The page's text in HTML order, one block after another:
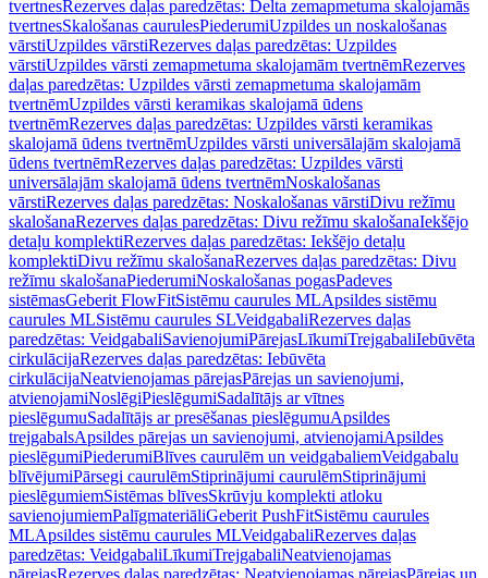
tvertnesRezerves daļas paredzētas: Delta zemapmetuma skalojamās
tvertnesSkalošanas caurulesPiederumiUzpildes un noskalošanas
vārstiUzpildes vārstiRezerves daļas paredzētas: Uzpildes
vārstiUzpildes vārsti zemapmetuma skalojamām tvertnēmRezerves
daļas paredzētas: Uzpildes vārsti zemapmetuma skalojamām
tvertnēmUzpildes vārsti keramikas skalojamā ūdens
tvertnēmRezerves daļas paredzētas: Uzpildes vārsti keramikas
skalojamā ūdens tvertnēmUzpildes vārsti universālajām skalojamā
ūdens tvertnēmRezerves daļas paredzētas: Uzpildes vārsti
universālajām skalojamā ūdens tvertnēmNoskalošanas
vārstiRezerves daļas paredzētas: Noskalošanas vārstiDivu režīmu
skalošanaRezerves daļas paredzētas: Divu režīmu skalošanaIekšējo
detaļu komplektiRezerves daļas paredzētas: Iekšējo detaļu
komplektiDivu režīmu skalošanaRezerves daļas paredzētas: Divu
režīmu skalošanaPiederumiNoskalošanas pogasPadeves
sistēmasGeberit FlowFitSistēmu caurules MLApsildes sistēmu
caurules MLSistēmu caurules SLVeidgabaliRezerves daļas
paredzētas: VeidgabaliSavienojumiPārejasLīkumiTrejgabaliIebūvēta
cirkulācijaRezerves daļas paredzētas: Iebūvēta
cirkulācijaNeatvienojamas pārejasPārejas un savienojumi,
atvienojamiNoslēgiPieslēgumiSadalītājs ar vītnes
pieslēgumuSadalītājs ar presēšanas pieslēgumuApsildes
trejgabalsApsildes pārejas un savienojumi, atvienojamiApsildes
pieslēgumiPiederumiBlīves caurulēm un veidgabaliemVeidgabalu
blīvējumiPārsegi caurulēmStiprinājumi caurulēmStiprinājumi
pieslēgumiemSistēmas blīvesSkrūvju komplekti atloku
savienojumiemPalīgmateriāliGeberit PushFitSistēmu caurules
MLApsildes sistēmu caurules MLVeidgabaliRezerves daļas
paredzētas: VeidgabaliLīkumiTrejgabaliNeatvienojamas
pārejasRezerves daļas paredzētas: Neatvienojamas pārejasPārejas un